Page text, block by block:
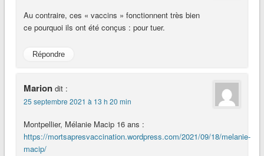
Au contraire, ces « vaccins » fonctionnent très bien
ce pourquoi ils ont été conçus : pour tuer.
Répondre
Marion dit :
25 septembre 2021 à 13 h 20 min
Montpellier, Mélanie Macip 16 ans :
https://mortsapresvaccination.wordpress.com/2021/09/18/melanie-
macip/